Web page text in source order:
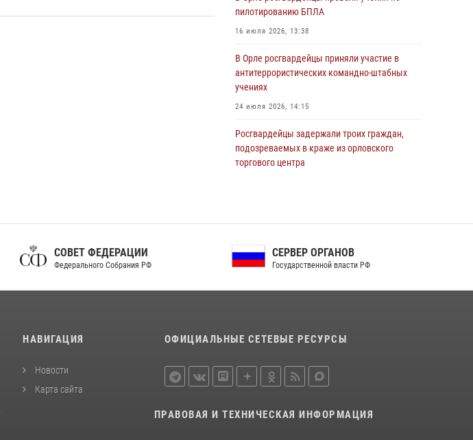
учениях на избирательном участке
31 июля 2026, 13:21
Жительница Мценска сдала в Росгвардию
незарегистрированное ружьё
31 июля 2026, 13:16
пилотированию БПЛА
16 июля 2026, 13:38
В Орле росгвардейцы приняли участие в
антитеррористических командно-штабных
учениях
24 июля 2026, 14:15
Росгвардейцы задержали троих граждан,
подозреваемых в краже из орловского
торгового центра
орловцам об изменениях в
оружия
24 июля 2026, 14:16
голосования
В Орле росгвардейцы за неделю проверили
СОВЕТ ФЕДЕРАЦИИ
Федерального Собрания РФ
СЕРВЕР ОРГАНОВ
Государственной власти РФ
НАВИГАЦИЯ
Новости
Карта сайта
ОФИЦИАЛЬНЫЕ СЕТЕВЫЕ РЕСУРСЫ
ПРАВОВАЯ И ТЕХНИЧЕСКАЯ ИНФОРМАЦИЯ